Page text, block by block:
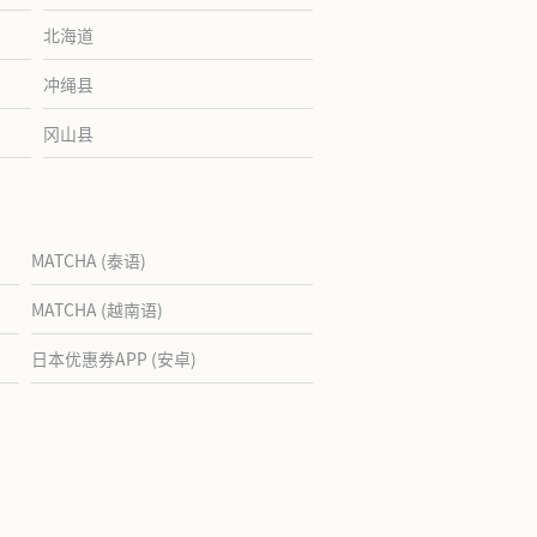
北海道
冲绳县
冈山县
MATCHA (泰语)
MATCHA (越南语)
日本优惠券APP (安卓)